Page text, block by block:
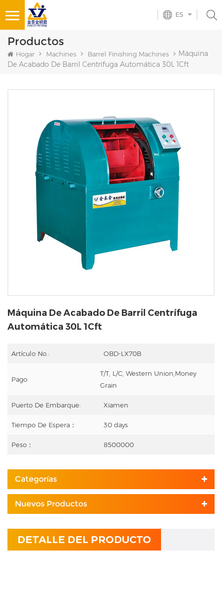
ES
Productos
Hogar Machines Barrel Finishing Machines
Máquina
De Acabado De Barril Centrífuga Automática 30L 1Cft
Máquina De Acabado De Barril Centrífuga
Automática 30L 1Cft
Artículo No.: OBD-LX70B
Pago:
T/T, L/C, Western Union,Money
Grain
Puerto De Embarque: Xiamen
Tiempo De Espera： 30 days
Peso： 8500000
Categorías
Nuevos Productos
DETALLE DEL PRODUCTO